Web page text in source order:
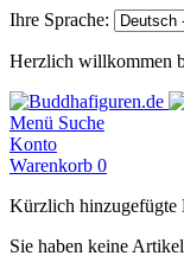
Ihre Sprache:
Herzlich willkommen
Menü Suche
Konto
Warenkorb 0
Kürzlich hinzugefügte
Sie haben keine